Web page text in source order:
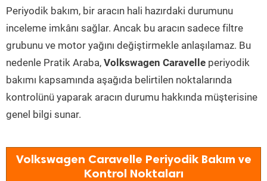
Periyodik bakım, bir aracın hali hazırdaki durumunu
inceleme imkânı sağlar. Ancak bu aracın sadece filtre
grubunu ve motor yağını değiştirmekle anlaşılamaz. Bu
nedenle Pratik Araba, Volkswagen Caravelle periyodik
bakımı kapsamında aşağıda belirtilen noktalarında
kontrolünü yaparak aracın durumu hakkında müşterisine
genel bilgi sunar.
Volkswagen Caravelle Periyodik Bakım ve
Kontrol Noktaları